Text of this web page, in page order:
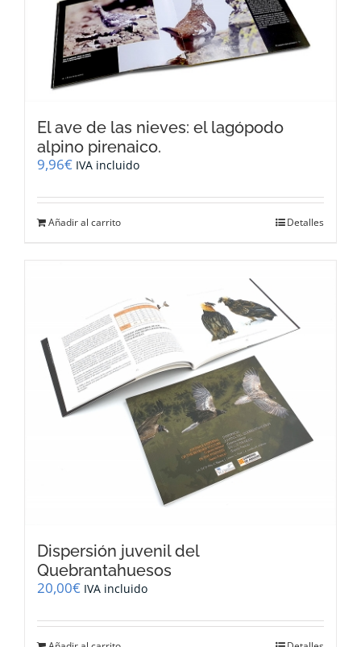
El ave de las nieves: el lagópodo
alpino pirenaico.
9,96€ IVA incluido
Añadir al carrito Detalles
Dispersión juvenil del
Quebrantahuesos
20,00€ IVA incluido